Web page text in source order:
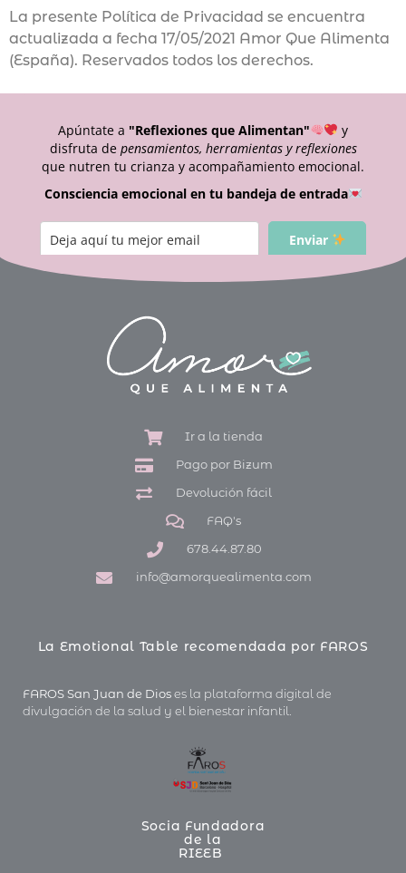
La presente Política de Privacidad se encuentra
actualizada a fecha 17/05/2021 Amor Que Alimenta
(España). Reservados todos los derechos.
Apúntate a "Reflexiones que Alimentan"
y
disfruta de pensamientos, herramientas y reflexiones
que nutren tu crianza y acompañamiento emocional.
Consciencia emocional en tu bandeja de entrada
Enviar
Ir a la tienda
Pago por Bizum
Devolución fácil
FAQ's
678.44.87.80
info@amorquealimenta.com
La Emotional Table recomendada por FAROS
FAROS San Juan de Dioses la plataforma digital de
divulgación de la salud y el bienestar infantil.
Socia Fundadora
de la
RIEEB